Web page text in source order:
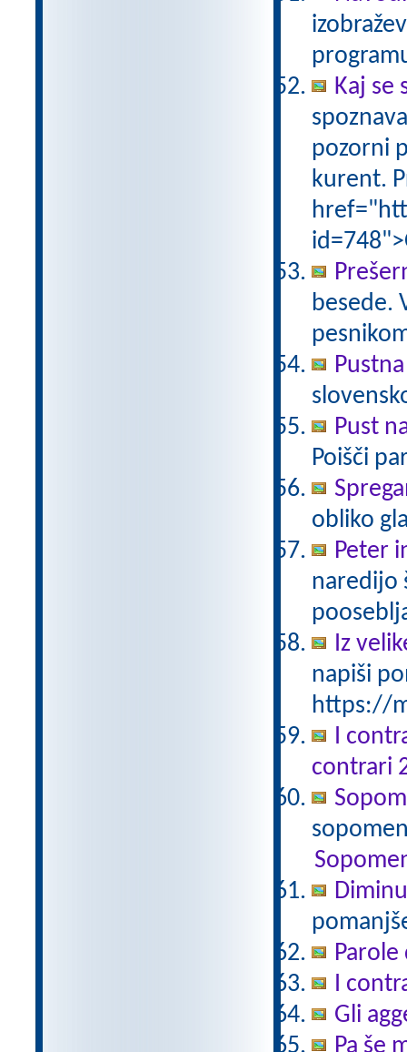
Kaj se
pozorni
kurent.
besede.
Pust
Poišči
obliko
Peter
naredijo
Iz
napiši
https://
I
contrari
Parole
I
Gli
Pa še